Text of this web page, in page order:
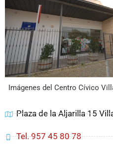
Imágenes del Centro Cívico
Plaza de la Aljarilla 15
Tel. 957 45 80 78